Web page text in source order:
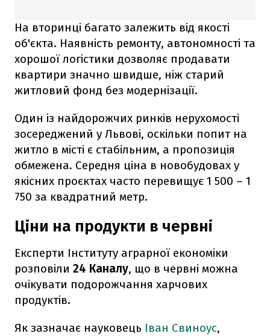
На вторинці багато залежить від якості
об'єкта. Наявність ремонту, автономності та
хорошої логістики дозволяє продавати
квартири значно швидше, ніж старий
житловий фонд без модернізації.
Один із найдорожчих ринків нерухомості
зосереджений у Львові, оскільки попит на
житло в місті є стабільним, а пропозиція
обмежена. Середня ціна в новобудовах у
якісних проєктах часто перевищує 1 500 – 1
750 за квадратний метр.
Ціни на продукти в червні
Експерти Інституту аграрної економіки
розповіли 24 Каналу, що в червні можна
очікувати подорожчання харчових
продуктів.
Як зазначає науковець Іван Свиноус,